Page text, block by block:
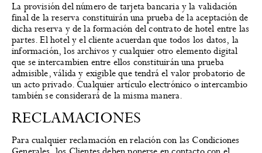
La provisión del número de tarjeta bancaria y la validación
final de la reserva constituirán una prueba de la aceptación de
dicha reserva y de la formación del contrato de hotel entre las
partes. El hotel y el cliente acuerdan que todos los datos, la
información, los archivos y cualquier otro elemento digital
que se intercambien entre ellos constituirán una prueba
admisible, válida y exigible que tendrá el valor probatorio de
un acto privado. Cualquier artículo electrónico o intercambio
también se considerará de la misma manera.
RECLAMACIONES
Para cualquier reclamación en relación con las Condiciones